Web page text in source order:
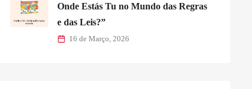
Onde Estás Tu no Mundo das Regras
e das Leis?”
16 de Março, 2026